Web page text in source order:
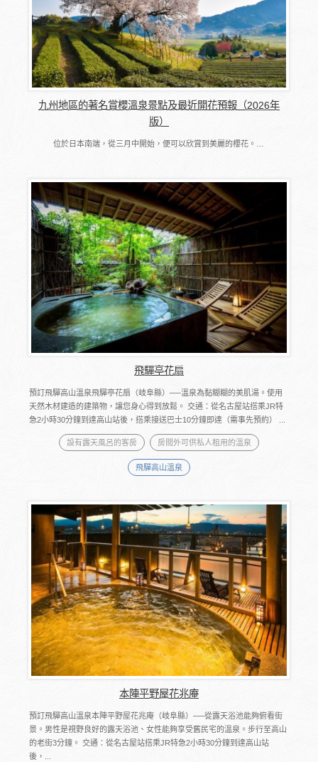
九州地區的著名賞櫻溫泉景點及最近開花預報（2026年
版）
位於日本南端，從三月中開始，便可以欣賞到美麗的櫻花。…
飛驒亭花扇
預訂飛驒高山溫泉飛驒亭花扇（岐阜縣）──溫泉為黏糊糊的美肌湯。使用
天然木材建造的建築物，讓您身心得到放鬆。 交通：從名古屋站搭乘JR特
急2小時30分鐘到達高山站後，搭乘接送巴士10分鐘即達（需事先預約） ...
設有露天風呂的客房 房間外可供私人租用的溫泉
飛驒高山溫泉
本陣平野屋花兆庵
預訂飛驒高山溫泉本陣平野屋花兆庵（岐阜縣）──從露天浴池能夠俯看街
景。男性是視野良好的露天浴池、女性能夠享受舊民宅的溫泉。步行至高山
的老街3分鐘。 交通：從名古屋站搭乘JR特急2小時30分鐘到達高山站
後，...